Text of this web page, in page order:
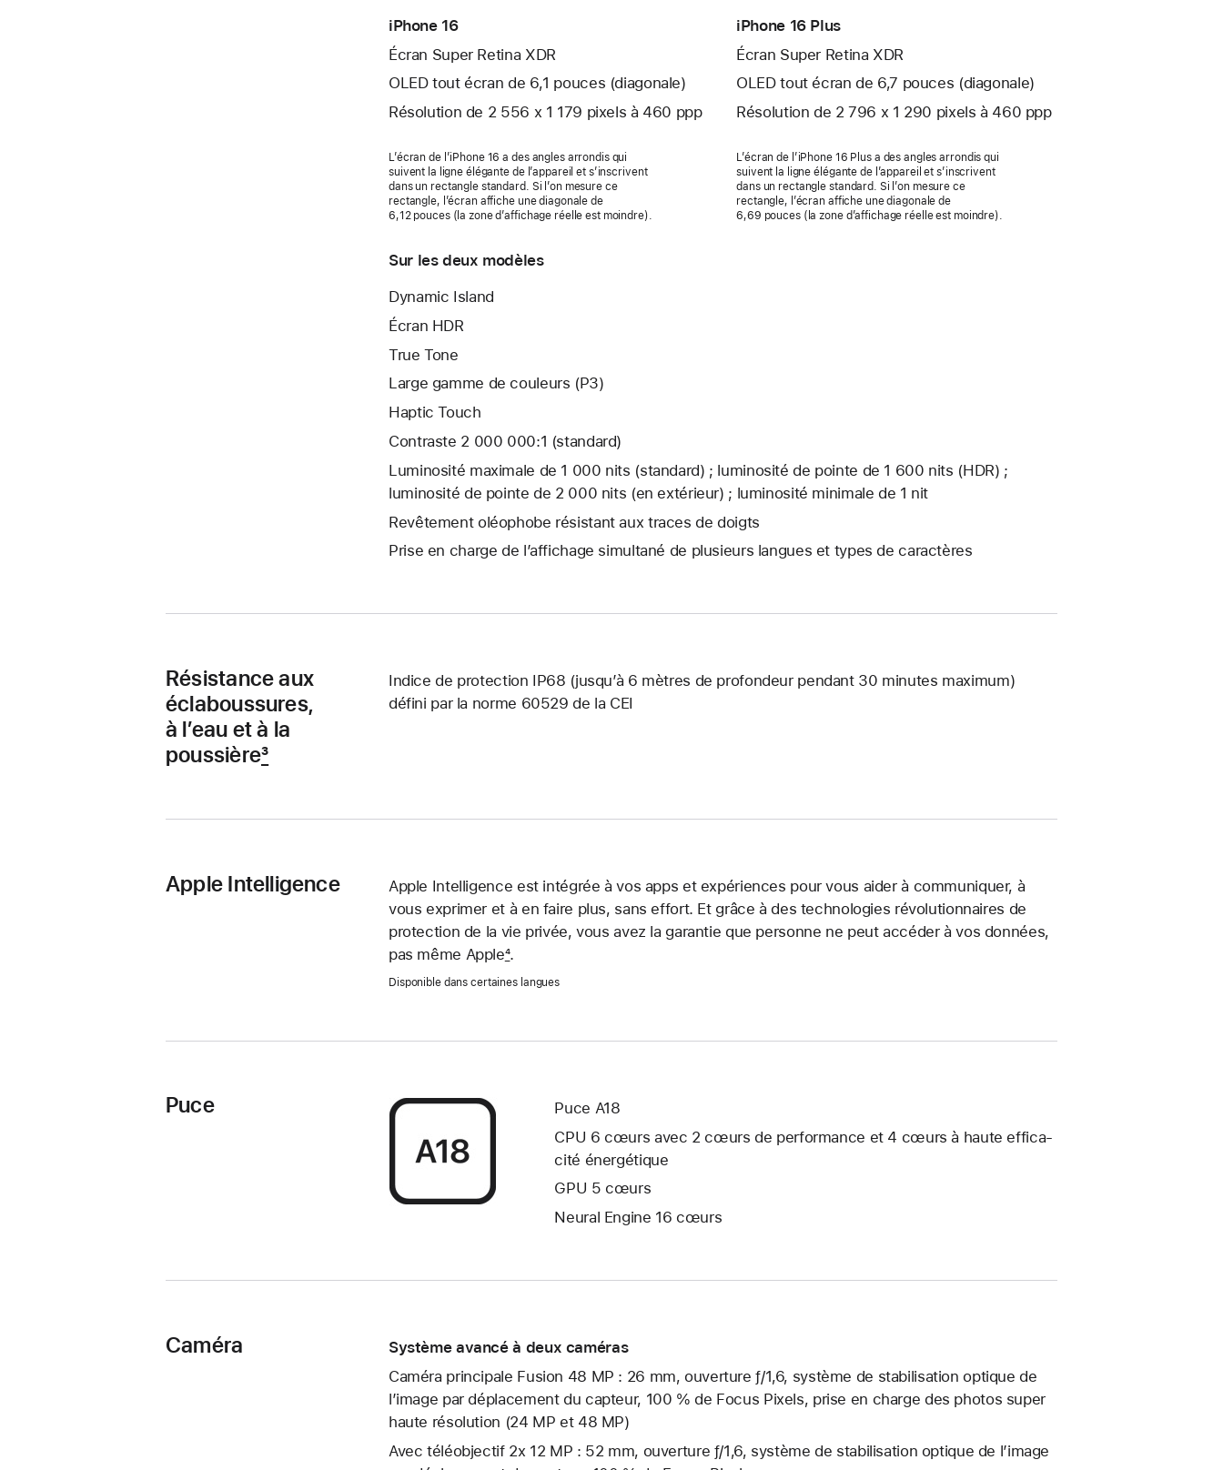
iPhone 16
Écran Super Retina XDR
OLED tout écran de 6,1 pouces (diagonale)
Résolution de 2 556 x 1 179 pixels à 460 ppp
L’écran de l’iPhone 16 a des angles arrondis qui
suivent la ligne élégante de l’appa­reil et s’inscrivent
dans un rectangle standard. Si l’on mesure ce
rectangle, l’écran affiche une diago­nale de
6,12 pouces (la zone d’affichage réelle est moindre).
iPhone 16 Plus
Écran Super Retina XDR
OLED tout écran de 6,7 pouces (diagonale)
Résolution de 2 796 x 1 290 pixels à 460 ppp
L’écran de l’iPhone 16 Plus a des angles arrondis qui
suivent la ligne élégante de l’appa­reil et s’inscrivent
dans un rectangle standard. Si l’on mesure ce
rectangle, l’écran affiche une diago­nale de
6,69 pouces (la zone d’affichage réelle est moindre).
Sur les deux modèles
Dynamic Island
Écran HDR
True Tone
Large gamme de couleurs (P3)
Haptic Touch
Contraste 2 000 000:1 (standard)
Luminosité maximale de 1 000 nits (standard) ; lumi­nosité de pointe de 1 600 nits (HDR) ;
luminosité de pointe de 2 000 nits (en extérieur) ; luminosité minimale de 1 nit
Revêtement oléophobe résis­tant aux traces de doigts
Prise en charge de l’affichage simultané de plusieurs langues et types de caractères
Résistance aux
éclabous­sures,
à l’eau et à la
poussière3
Indice de protection IP68 (jusqu’à 6 mètres de profondeur pendant 30 minutes maximum)
défini par la norme 60529 de la CEI
Apple Intel­ligence
Apple Intelligence est intégrée à vos apps et expé­riences pour vous aider à communiquer, à
vous exprimer et à en faire plus, sans effort. Et grâce à des techno­logies révolu­tionnaires de
protection de la vie privée, vous avez la garantie que personne ne peut accéder à vos données,
pas même Apple4.
Disponible dans certaines langues
Puce
Puce A18
CPU 6 cœurs avec 2 cœurs de perfor­mance et 4 cœurs à haute effica­
cité éner­gétique
GPU 5 cœurs
Neural Engine 16 cœurs
Caméra
Système avancé à deux caméras
Caméra principale Fusion 48 MP : 26 mm, ouver­ture ƒ/1,6, système de stabilisation optique de
l’image par dépla­cement du capteur, 100 % de Focus Pixels, prise en charge des photos super
haute réso­lution (24 MP et 48 MP)
Avec téléobjectif 2x 12 MP : 52 mm, ouver­ture ƒ/1,6, système de stabilisation optique de l’image